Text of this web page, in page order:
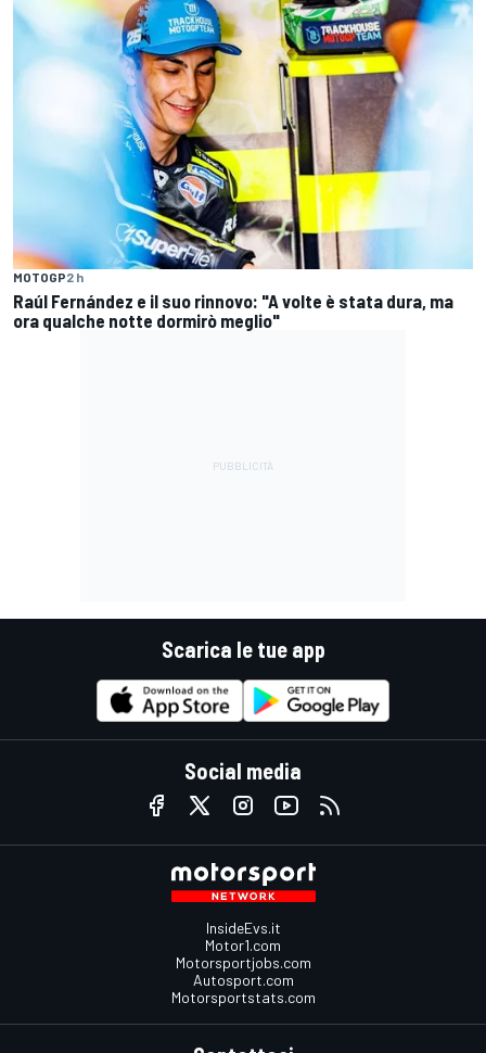
MOTOGP2 h
Raúl Fernández e il suo rinnovo: "A volte è stata dura, ma
ora qualche notte dormirò meglio"
Scarica le tue app
Social media
InsideEvs.it
Motor1.com
Motorsportjobs.com
Autosport.com
Motorsportstats.com